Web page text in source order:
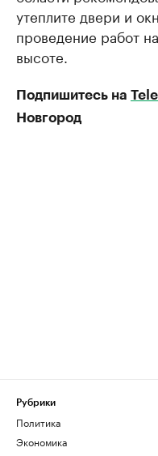
утеплите двери и
проведение работ
высоте.
Подпишитесь на
Новгород
Рубрики
Политика
Экономика